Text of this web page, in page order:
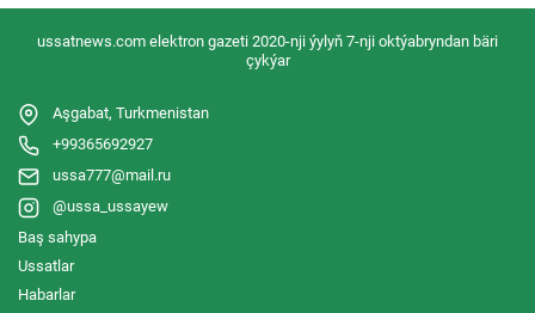
ussatnews.com elektron gazeti 2020-nji ýylyň 7-nji oktýabryndan bäri
çykýar
Aşgabat, Turkmenistan
+99365692927
ussa777@mail.ru
@ussa_ussayew
Baş sahypa
Ussatlar
Habarlar